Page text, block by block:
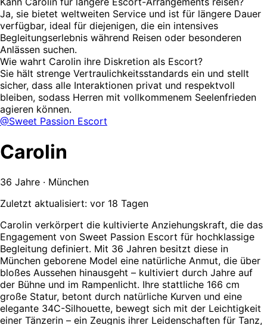
Ja, sie bietet weltweiten Service und ist für längere Dauer
verfügbar, ideal für diejenigen, die ein intensives
Begleitungserlebnis während Reisen oder besonderen
Anlässen suchen.
Wie wahrt Carolin ihre Diskretion als Escort?
Sie hält strenge Vertraulichkeitsstandards ein und stellt
sicher, dass alle Interaktionen privat und respektvoll
bleiben, sodass Herren mit vollkommenem Seelenfrieden
agieren können.
@Sweet Passion Escort
Carolin
36 Jahre · München
Zuletzt aktualisiert: vor 18 Tagen
Carolin verkörpert die kultivierte Anziehungskraft, die das
Engagement von Sweet Passion Escort für hochklassige
Begleitung definiert. Mit 36 Jahren besitzt diese in
München geborene Model eine natürliche Anmut, die über
bloßes Aussehen hinausgeht – kultiviert durch Jahre auf
der Bühne und im Rampenlicht. Ihre stattliche 166 cm
große Statur, betont durch natürliche Kurven und eine
elegante 34C-Silhouette, bewegt sich mit der Leichtigkeit
einer Tänzerin – ein Zeugnis ihrer Leidenschaften für Tanz,